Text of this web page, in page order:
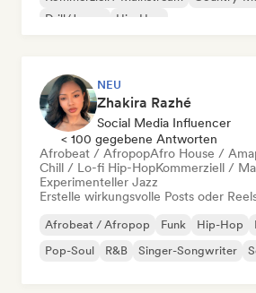
Drill/Jersey
Hip-Hop
NEU
Zhakira Razhé
Social Media Influencer
< 100 gegebene Antworten
Afrobeat / AfropopAfro House /
Chill / Lo-fi Hip-HopKommerziell /
Experimenteller Jazz
Erstelle wirkungsvolle Posts oder
Afrobeat / Afropop Funk Hip-Hop
Pop-Soul
R&B Singer-Songwriter